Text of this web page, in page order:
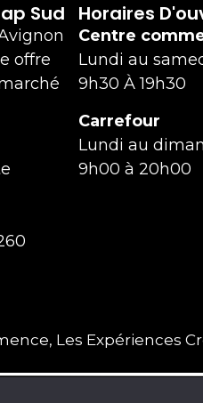
Sud
offre
Horaires
Centre
Lundi au
9h30 À 19h30
Carrefour
Lundi au
9h00 à 20h00
Les Expériences